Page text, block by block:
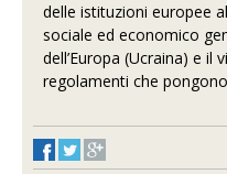
delle istituzioni europee
sociale ed economico
dell’Europa (Ucraina) e
regolamenti che